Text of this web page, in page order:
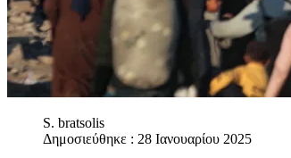
S. bratsolis
Δημοσιεύθηκε : 28 Ιανουαρίου 2025